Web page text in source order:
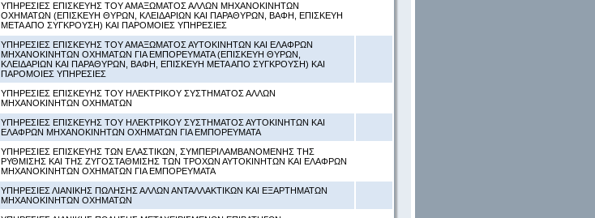
ΥΠΗΡΕΣΙΕΣ ΕΠΙΣΚΕΥΗΣ ΤΟΥ ΑΜΑΞΩΜΑΤΟΣ ΑΛΛΩΝ ΜΗΧΑΝΟΚΙΝΗΤΩΝ
ΟΧΗΜΑΤΩΝ (ΕΠΙΣΚΕΥΗ ΘΥΡΩΝ, ΚΛΕΙΔΑΡΙΩΝ ΚΑΙ ΠΑΡΑΘΥΡΩΝ, ΒΑΦΗ, ΕΠΙΣΚΕΥΗ
ΜΕΤΑ ΑΠΟ ΣΥΓΚΡΟΥΣΗ) ΚΑΙ ΠΑΡΟΜΟΙΕΣ ΥΠΗΡΕΣΙΕΣ
ΥΠΗΡΕΣΙΕΣ ΕΠΙΣΚΕΥΗΣ ΤΟΥ ΑΜΑΞΩΜΑΤΟΣ ΑΥΤΟΚΙΝΗΤΩΝ ΚΑΙ ΕΛΑΦΡΩΝ
ΜΗΧΑΝΟΚΙΝΗΤΩΝ ΟΧΗΜΑΤΩΝ ΓΙΑ ΕΜΠΟΡΕΥΜΑΤΑ (ΕΠΙΣΚΕΥΗ ΘΥΡΩΝ,
ΚΛΕΙΔΑΡΙΩΝ ΚΑΙ ΠΑΡΑΘΥΡΩΝ, ΒΑΦΗ, ΕΠΙΣΚΕΥΗ ΜΕΤΑ ΑΠΟ ΣΥΓΚΡΟΥΣΗ) ΚΑΙ
ΠΑΡΟΜΟΙΕΣ ΥΠΗΡΕΣΙΕΣ
ΥΠΗΡΕΣΙΕΣ ΕΠΙΣΚΕΥΗΣ ΤΟΥ ΗΛΕΚΤΡΙΚΟΥ ΣΥΣΤΗΜΑΤΟΣ ΑΛΛΩΝ
ΜΗΧΑΝΟΚΙΝΗΤΩΝ ΟΧΗΜΑΤΩΝ
ΥΠΗΡΕΣΙΕΣ ΕΠΙΣΚΕΥΗΣ ΤΟΥ ΗΛΕΚΤΡΙΚΟΥ ΣΥΣΤΗΜΑΤΟΣ ΑΥΤΟΚΙΝΗΤΩΝ ΚΑΙ
ΕΛΑΦΡΩΝ ΜΗΧΑΝΟΚΙΝΗΤΩΝ ΟΧΗΜΑΤΩΝ ΓΙΑ ΕΜΠΟΡΕΥΜΑΤΑ
ΥΠΗΡΕΣΙΕΣ ΕΠΙΣΚΕΥΗΣ ΤΩΝ ΕΛΑΣΤΙΚΩΝ, ΣΥΜΠΕΡΙΛΑΜΒΑΝΟΜΕΝΗΣ ΤΗΣ
ΡΥΘΜΙΣΗΣ ΚΑΙ ΤΗΣ ΖΥΓΟΣΤΑΘΜΙΣΗΣ ΤΩΝ ΤΡΟΧΩΝ ΑΥΤΟΚΙΝΗΤΩΝ ΚΑΙ ΕΛΑΦΡΩΝ
ΜΗΧΑΝΟΚΙΝΗΤΩΝ ΟΧΗΜΑΤΩΝ ΓΙΑ ΕΜΠΟΡΕΥΜΑΤΑ
ΥΠΗΡΕΣΙΕΣ ΛΙΑΝΙΚΗΣ ΠΩΛΗΣΗΣ ΑΛΛΩΝ ΑΝΤΑΛΛΑΚΤΙΚΩΝ ΚΑΙ ΕΞΑΡΤΗΜΑΤΩΝ
ΜΗΧΑΝΟΚΙΝΗΤΩΝ ΟΧΗΜΑΤΩΝ